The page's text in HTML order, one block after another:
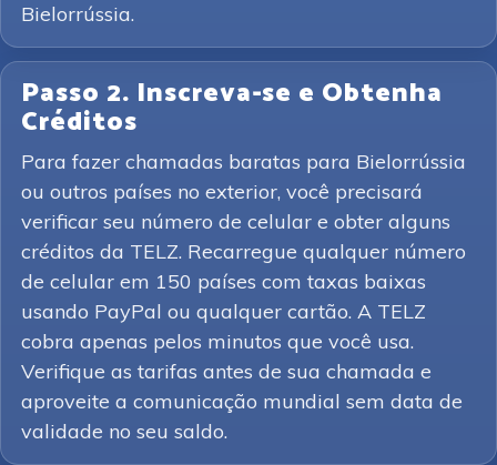
Bielorrússia.
Passo 2. Inscreva-se e Obtenha
Créditos
Para fazer chamadas baratas para Bielorrússia
ou outros países no exterior, você precisará
verificar seu número de celular e obter alguns
créditos da TELZ. Recarregue qualquer número
de celular em 150 países com taxas baixas
usando PayPal ou qualquer cartão. A TELZ
cobra apenas pelos minutos que você usa.
Verifique as tarifas antes de sua chamada e
aproveite a comunicação mundial sem data de
validade no seu saldo.